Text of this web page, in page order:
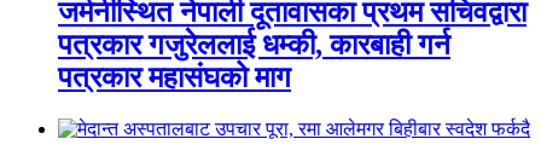
जर्मनीस्थित नेपाली दूतावासका प्रथम सचिवद्वारा
पत्रकार गजुरेललाई धम्की, कारबाही गर्न
पत्रकार महासंघको माग